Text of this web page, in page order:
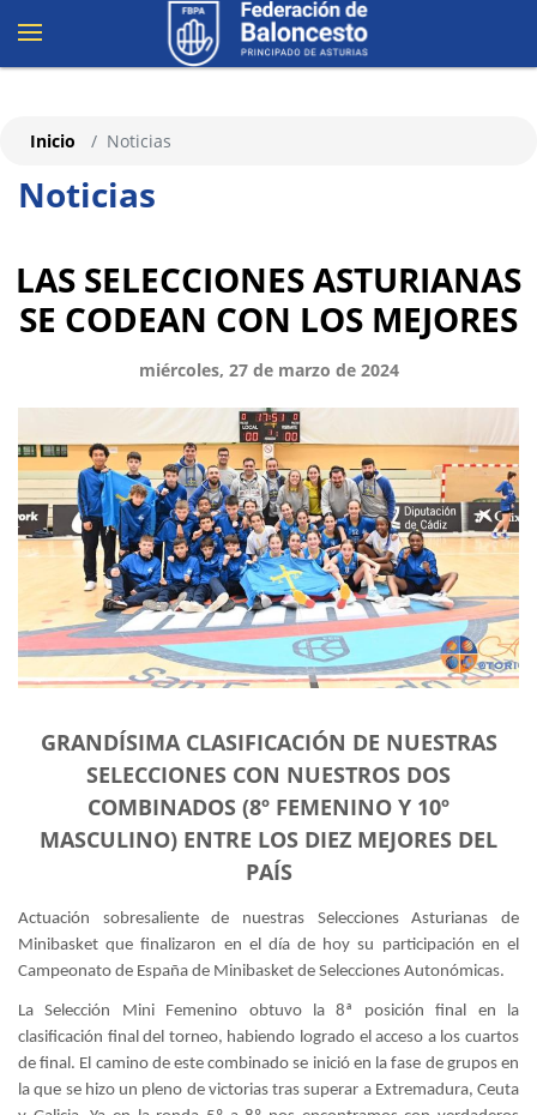
Noticias
Inicio Noticias
LAS SELECCIONES ASTURIANAS
SE CODEAN CON LOS MEJORES
miércoles, 27 de marzo de 2024
GRANDÍSIMA CLASIFICACIÓN DE NUESTRAS
SELECCIONES CON NUESTROS DOS
COMBINADOS (8º FEMENINO Y 10º
MASCULINO) ENTRE LOS DIEZ MEJORES DEL
PAÍS
Actuación sobresaliente de nuestras Selecciones Asturianas de
Minibasket que finalizaron en el día de hoy su participación en el
Campeonato de España de Minibasket de Selecciones Autonómicas.
La Selección Mini Femenino obtuvo la 8ª posición final en la
clasificación final del torneo, habiendo logrado el acceso a los cuartos
de final. El camino de este combinado se inició en la fase de grupos en
la que se hizo un pleno de victorias tras superar a Extremadura, Ceuta